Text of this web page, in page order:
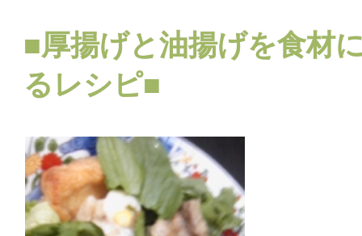
■厚揚げと油揚げを食材
るレシピ■